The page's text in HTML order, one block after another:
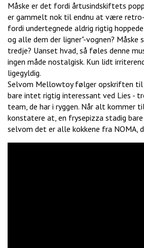
Måske er det fordi årtusindskiftets
er gammelt nok til endnu at være
fordi undertegnede aldrig rigtig
og alle dem der ligner"-vognen?
tredje? Uanset hvad, så føles denne
ingen måde nostalgisk. Kun lidt
ligegyldig.
Selvom Mellowtoy følger opskriften til
bare intet rigtig interessant ved Lies -
team, de har i ryggen. Når alt kommer
konstatere at, en frysepizza stadig
selvom det er alle kokkene fra NOMA,